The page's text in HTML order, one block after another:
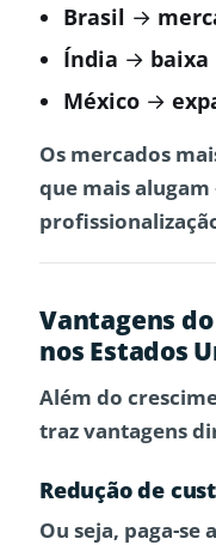
Brasil →
Índia → baixa
México →
Os mercados
que mais
Vantagens
nos Estados
Além do
traz vantagens
Redução de
Ou seja, paga-se